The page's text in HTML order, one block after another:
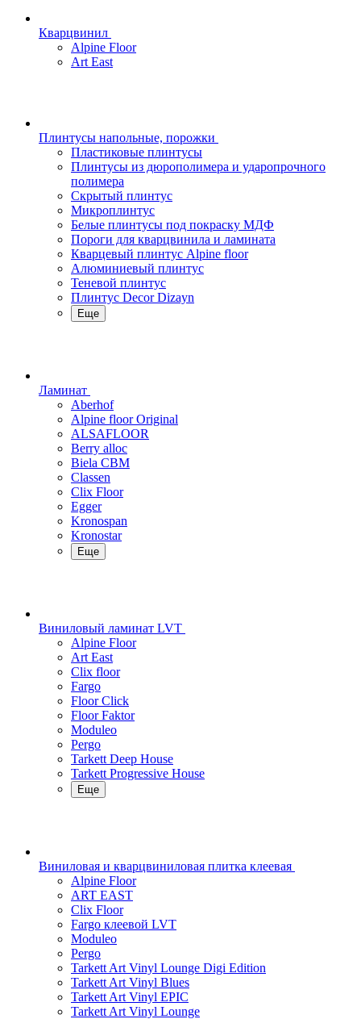
Кварцвинил
Alpine Floor
Art East
Плинтусы напольные, порожки
Пластиковые плинтусы
Плинтусы из дюрополимера и ударопрочного
полимера
Скрытый плинтус
Микроплинтус
Белые плинтусы под покраску МДФ
Пороги для кварцвинила и ламината
Кварцевый плинтус Alpine floor
Алюминиевый плинтус
Теневой плинтус
Плинтус Decor Dizayn
Еще
Ламинат
Aberhof
Alpine floor Original
ALSAFLOOR
Berry alloc
Biela CBM
Classen
Clix Floor
Egger
Kronospan
Kronostar
Еще
Виниловый ламинат LVT
Alpine Floor
Art East
Clix floor
Fargo
Floor Click
Floor Faktor
Moduleo
Pergo
Tarkett Deep House
Tarkett Progressive House
Еще
Виниловая и кварцвиниловая плитка клеевая
Alpine Floor
ART EAST
Clix Floor
Fargo клеевой LVT
Moduleo
Pergo
Tarkett Art Vinyl Lounge Digi Edition
Tarkett Art Vinyl Blues
Tarkett Art Vinyl EPIC
Tarkett Art Vinyl Lounge